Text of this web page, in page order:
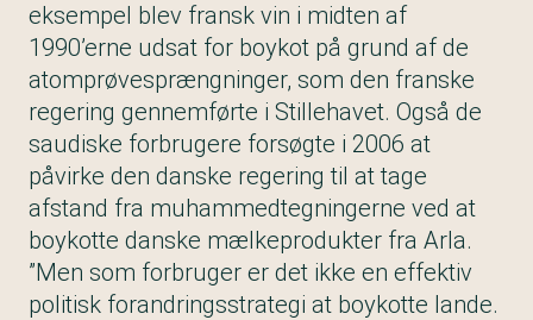
eksempel blev fransk vin i midten af
1990’erne udsat for boykot på grund af de
atomprøvesprængninger, som den franske
regering gennemførte i Stillehavet. Også de
saudiske forbrugere forsøgte i 2006 at
påvirke den danske regering til at tage
afstand fra muhammedtegningerne ved at
boykotte danske mælkeprodukter fra Arla.
”Men som forbruger er det ikke en effektiv
politisk forandringsstrategi at boykotte lande.